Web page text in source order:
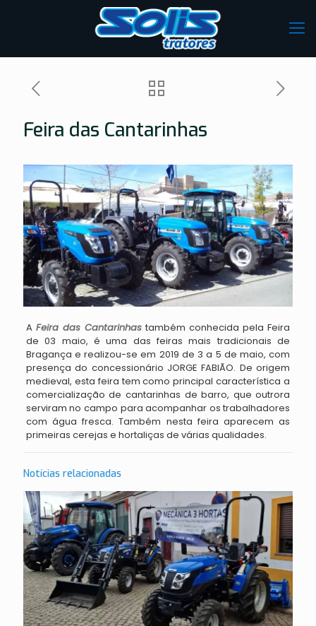
Feira das Cantarinhas
A Feira das Cantarinhastambém conhecida pela Feira
de 03 maio, é uma das feiras mais tradicionais de
Bragança e realizou-se em 2019 de 3 a 5 de maio, com
presença do concessionário JORGE FABIÃO. De origem
medieval, esta feira tem como principal característica a
comercialização de cantarinhas de barro, que outrora
serviram no campo para acompanhar os trabalhadores
com água fresca. Também nesta feira aparecem as
primeiras cerejas e hortaliças de várias qualidades.
Notícias relacionadas